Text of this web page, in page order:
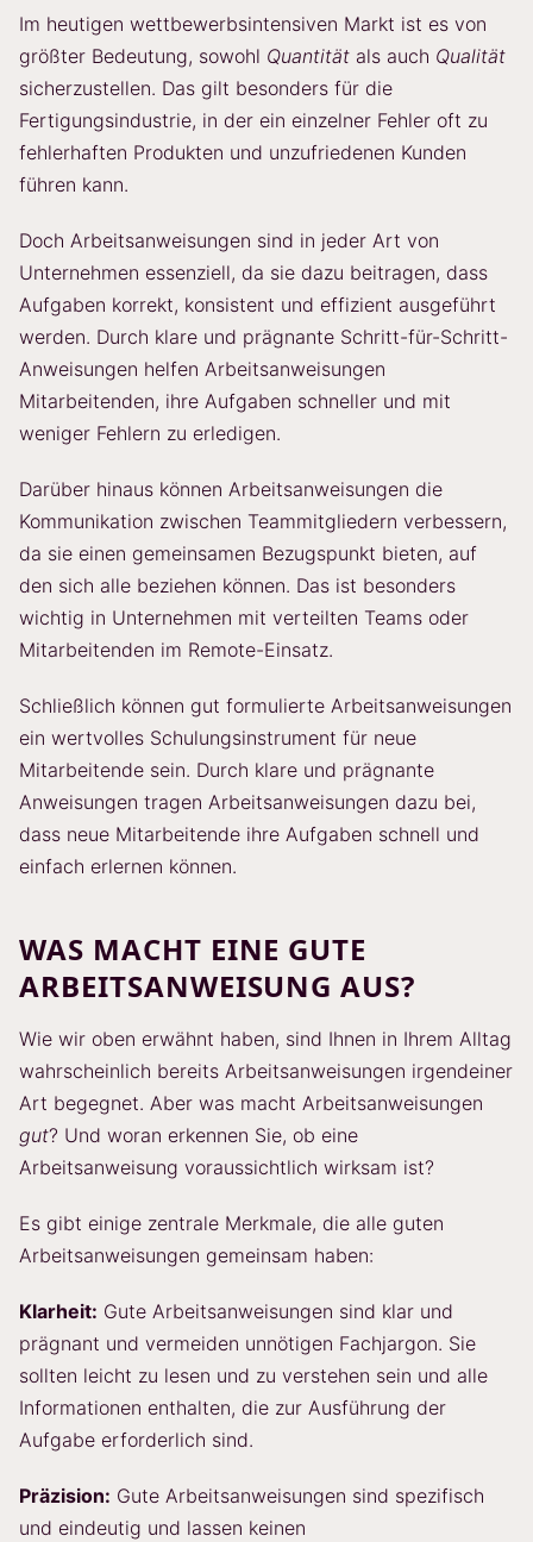
Im heutigen wettbewerbsintensiven Markt ist es von
größter Bedeutung, sowohl Quantität als auch Qualität
sicherzustellen. Das gilt besonders für die
Fertigungsindustrie, in der ein einzelner Fehler oft zu
fehlerhaften Produkten und unzufriedenen Kunden
führen kann.
Doch Arbeitsanweisungen sind in jeder Art von
Unternehmen essenziell, da sie dazu beitragen, dass
Aufgaben korrekt, konsistent und effizient ausgeführt
werden. Durch klare und prägnante Schritt-für-Schritt-
Anweisungen helfen Arbeitsanweisungen
Mitarbeitenden, ihre Aufgaben schneller und mit
weniger Fehlern zu erledigen.
Darüber hinaus können Arbeitsanweisungen die
Kommunikation zwischen Teammitgliedern verbessern,
da sie einen gemeinsamen Bezugspunkt bieten, auf
den sich alle beziehen können. Das ist besonders
wichtig in Unternehmen mit verteilten Teams oder
Mitarbeitenden im Remote-Einsatz.
Schließlich können gut formulierte Arbeitsanweisungen
ein wertvolles Schulungsinstrument für neue
Mitarbeitende sein. Durch klare und prägnante
Anweisungen tragen Arbeitsanweisungen dazu bei,
dass neue Mitarbeitende ihre Aufgaben schnell und
einfach erlernen können.
WAS MACHT EINE GUTE
ARBEITSANWEISUNG AUS?
Wie wir oben erwähnt haben, sind Ihnen in Ihrem Alltag
wahrscheinlich bereits Arbeitsanweisungen irgendeiner
Art begegnet. Aber was macht Arbeitsanweisungen
gut? Und woran erkennen Sie, ob eine
Arbeitsanweisung voraussichtlich wirksam ist?
Es gibt einige zentrale Merkmale, die alle guten
Arbeitsanweisungen gemeinsam haben:
Klarheit: Gute Arbeitsanweisungen sind klar und
prägnant und vermeiden unnötigen Fachjargon. Sie
sollten leicht zu lesen und zu verstehen sein und alle
Informationen enthalten, die zur Ausführung der
Aufgabe erforderlich sind.
Präzision: Gute Arbeitsanweisungen sind spezifisch
und eindeutig und lassen keinen